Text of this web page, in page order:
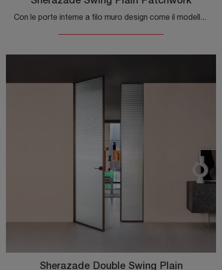
Con le porte interne a filo muro design come il modello Sherazade Swing Plain Patchwork di Glas Italia potrai ultimare il tuo progetto d'arredo.
Sherazade Double Swing Plain